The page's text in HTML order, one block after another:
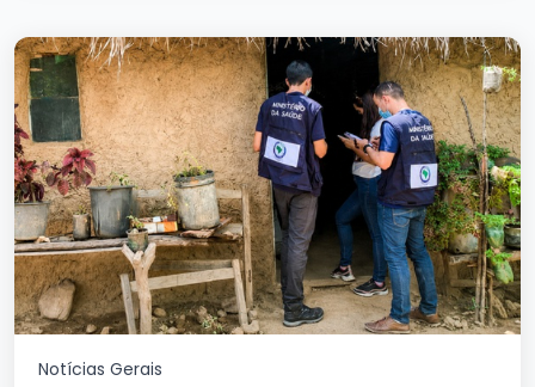
Notícias Gerais